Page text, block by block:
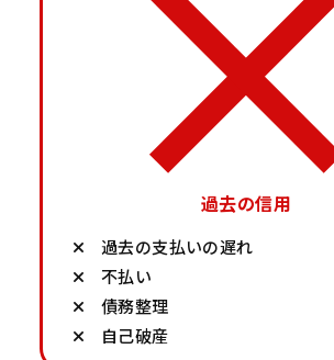
過去の信用
過去の支払いの遅れ
不払い
債務整理
自己破産